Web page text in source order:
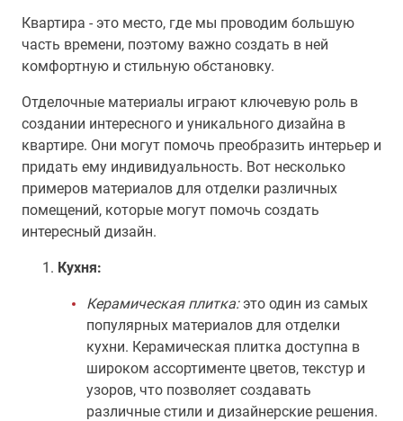
Квартира - это место, где мы проводим большую
часть времени, поэтому важно создать в ней
комфортную и стильную обстановку.
Отделочные материалы играют ключевую роль в
создании интересного и уникального дизайна в
квартире. Они могут помочь преобразить интерьер и
придать ему индивидуальность. Вот несколько
примеров материалов для отделки различных
помещений, которые могут помочь создать
интересный дизайн.
Кухня:
Керамическая плитка:это один из самых
популярных материалов для отделки
кухни. Керамическая плитка доступна в
широком ассортименте цветов, текстур и
узоров, что позволяет создавать
различные стили и дизайнерские решения.